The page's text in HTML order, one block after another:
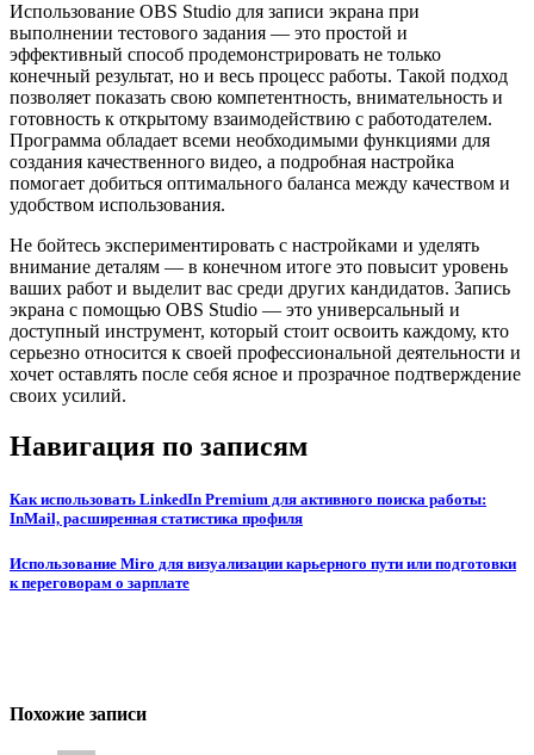
Использование OBS Studio для записи экрана при
выполнении тестового задания — это простой и
эффективный способ продемонстрировать не только
конечный результат, но и весь процесс работы. Такой подход
позволяет показать свою компетентность, внимательность и
готовность к открытому взаимодействию с работодателем.
Программа обладает всеми необходимыми функциями для
создания качественного видео, а подробная настройка
помогает добиться оптимального баланса между качеством и
удобством использования.
Не бойтесь экспериментировать с настройками и уделять
внимание деталям — в конечном итоге это повысит уровень
ваших работ и выделит вас среди других кандидатов. Запись
экрана с помощью OBS Studio — это универсальный и
доступный инструмент, который стоит освоить каждому, кто
серьезно относится к своей профессиональной деятельности и
хочет оставлять после себя ясное и прозрачное подтверждение
своих усилий.
Навигация по записям
Как использовать LinkedIn Premium для активного поиска работы:
InMail, расширенная статистика профиля
Использование Miro для визуализации карьерного пути или подготовки
к переговорам о зарплате
Похожие записи